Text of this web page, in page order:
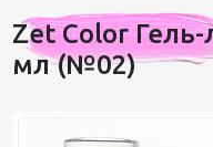
Избранное
Zet Color
мл (№02)